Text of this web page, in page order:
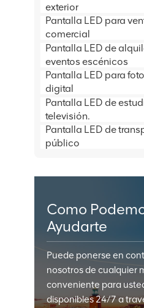
exterior
Pantalla LED para
comercial
Pantalla LED de
eventos escénicos
Pantalla LED para
digital
Pantalla LED de
televisión.
Pantalla LED de
público
Como
Ayudarte
Puede ponerse en
nosotros de cualquier
conveniente para
disponibles 24/7 a